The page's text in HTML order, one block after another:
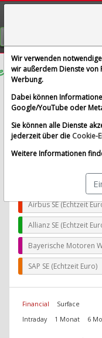
D-Wave
im Vergleich mit
D-Wave Quantum
Airbus SE (Echtzeit
Allianz SE (Echtzeit
Bayerische Motoren
SAP SE (Echtzeit Euro)
Financial
Surface
Intraday
1 Monat 6
Wir verwenden
wir außerdem Dienste von
Werbung.
Dabei können
Google/YouTube oder
Sie können alle Dienste
jederzeit über die Cookie-
Weitere Informationen